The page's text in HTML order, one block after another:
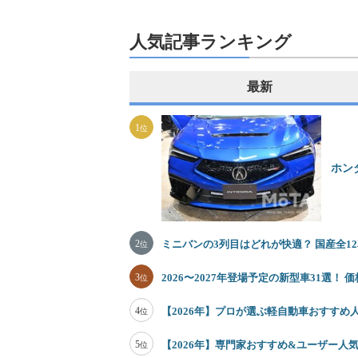
人気記事ランキング
最新
1位
ホン
2位 ミニバンの3列目はどれが快適？ 国産全
3位 2026〜2027年登場予定の新型車31選！
4位 【2026年】プロが選ぶ軽自動車おすす
5位 【2026年】専門家おすすめ&ユーザー人